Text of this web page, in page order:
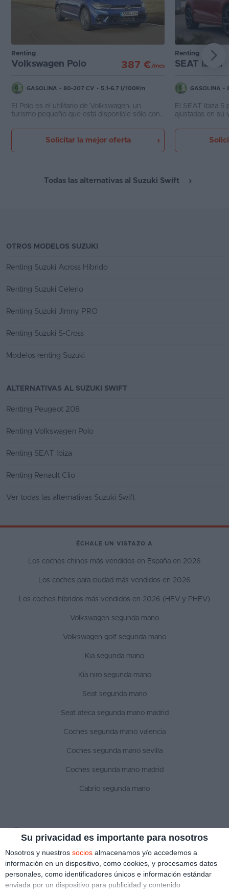
Su privacidad es importante para nosotros
Nosotros y nuestros socios almacenamos y/o accedemos a
información en un dispositivo, como cookies, y procesamos datos
personales, como identificadores únicos e información estándar
enviada por un dispositivo para publicidad y contenido
Renting
Volkswagen Polo 387 €/mes
GASOLINA • 80-207 CV • 5.1-6.7 l/100Km
El Polo es el utilitario de Volkswagen, un
turismo pequeño que está disponible sólo con
mucho equipamiento y motores entre 95 y
Solicitar la mejor oferta
Renting
SEAT Ibiza
GASOLINA •
El SEAT Ibiza 5
ajustadas en su
las anteriores,
divertido de la
Todas las alternativas al Suzuki Swift
OTROS MODELOS SUZUKI
Renting Suzuki Across Híbrido
Renting Suzuki Celerio
Renting Suzuki Jimny PRO
Renting Suzuki S-Cross
Modelos renting Suzuki
ALTERNATIVAS AL SUZUKI SWIFT
Renting Peugeot 208
Renting Volkswagen Polo
Renting SEAT Ibiza
Renting Renault Clio
Ver todas las alternativas Suzuki Swift
ÉCHALE UN VISTAZO A
Los coches chinos más vendidos en España en 2026
Los coches para ciudad más vendidos en 2026
Los coches híbridos más vendidos en 2026 (HEV y PHEV)
Volkswagen segunda mano
Volkswagen golf segunda mano
Kia segunda mano
Kia niro segunda mano
Seat segunda mano
Seat ateca segunda mano madrid
Coches segunda mano valencia
Coches segunda mano sevilla
Coches segunda mano madrid
Cabrio segunda mano
SÍGUENOS
Copyright © 2022 ¿Qué coche me compro?. Todos los derechos reservados